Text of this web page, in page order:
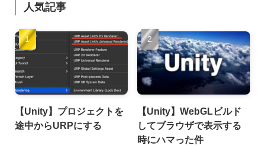
人気記事
【Unity】プロジェクトを
途中からURPにする
【Unity】WebGLビルド
してブラウザで表示する
時にハマった件